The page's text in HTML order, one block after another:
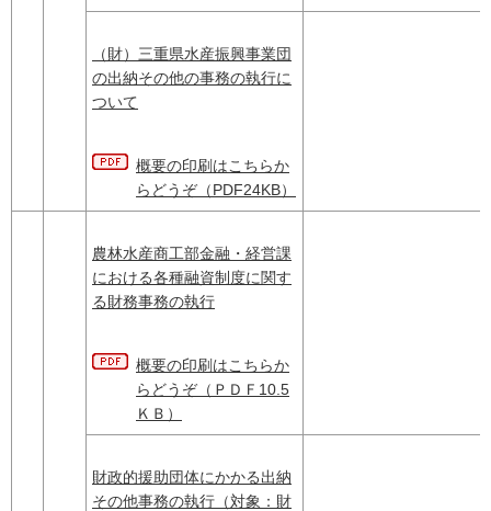
（財）三重県水産振興事業団
の出納その他の事務の執行に
ついて
概要の印刷はこちらか
らどうぞ（PDF24KB）
農林水産商工部金融・経営課
における各種融資制度に関す
る財務事務の執行
概要の印刷はこちらか
らどうぞ（ＰＤＦ10.5
ＫＢ）
財政的援助団体にかかる出納
その他事務の執行（対象：財